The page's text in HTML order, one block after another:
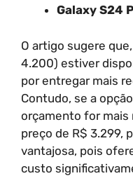
Galaxy S24
O artigo sugere
4.200) estiver
por entregar mais
Contudo, se a
orçamento for mais
preço de R$ 3.299,
vantajosa, pois
custo